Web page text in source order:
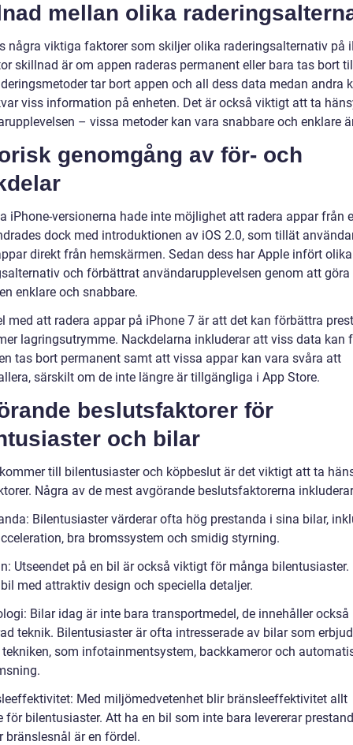
mellan olika
några viktiga faktorer som skiljer olika raderingsalternativ på
skillnad är om appen raderas permanent eller bara tas bort
tar bort appen och all dess data medan andra
viss information på enheten. Det är också viktigt att ta
– vissa metoder kan vara snabbare och enklare
genomgång av för- och
iPhone-versionerna hade inte möjlighet att radera appar från
dock med introduktionen av iOS 2.0, som tillät
direkt från hemskärmen. Sedan dess har Apple infört olika
och förbättrat användarupplevelsen genom att göra
enklare och snabbare.
med att radera appar på iPhone 7 är att det kan förbättra
lagringsutrymme. Nackdelarna inkluderar att viss data kan
tas bort permanent samt att vissa appar kan vara svåra att
särskilt om de inte längre är tillgängliga i App Store.
beslutsfaktorer för
och bilar
till bilentusiaster och köpbeslut är det viktigt att ta
Några av de mest avgörande beslutsfaktorerna
Bilentusiaster värderar ofta hög prestanda i sina bilar,
bra bromssystem och smidig styrning.
Utseendet på en bil är också viktigt för många bilentusiaster.
med attraktiv design och speciella detaljer.
Bilar idag är inte bara transportmedel, de innehåller också
teknik. Bilentusiaster är ofta intresserade av bilar som
tekniken, som infotainmentsystem, backkameror och
Med miljömedvetenhet blir bränsleeffektivitet allt
för bilentusiaster. Att ha en bil som inte bara levererar
bränslesnål är en fördel.